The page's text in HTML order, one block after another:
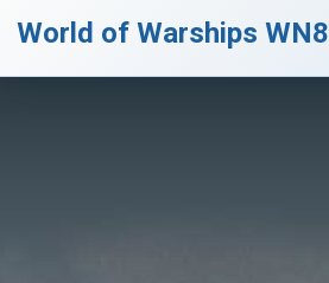
World of Warships WN8